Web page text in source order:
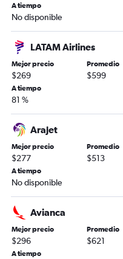
A tiempo
No disponible
LATAM Airlines
Mejor precio
$269
Promedio
$599
A tiempo
81 %
Arajet
Mejor precio
$277
Promedio
$513
A tiempo
No disponible
Avianca
Mejor precio
$296
Promedio
$621
A tiempo